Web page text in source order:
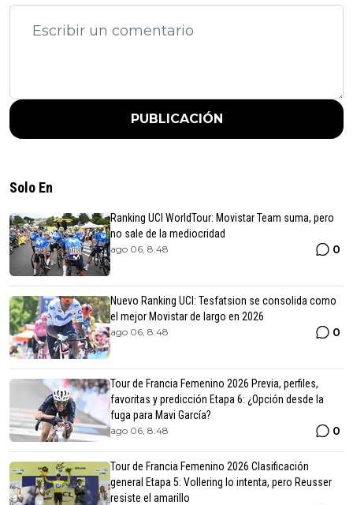
PUBLICACIÓN
Solo En
Ranking UCI WorldTour: Movistar Team suma, pero
no sale de la mediocridad
ago 06, 8:48 0
Nuevo Ranking UCI: Tesfatsion se consolida como
el mejor Movistar de largo en 2026
ago 06, 8:48 0
Tour de Francia Femenino 2026 Previa, perfiles,
favoritas y predicción Etapa 6: ¿Opción desde la
fuga para Mavi García?
ago 06, 8:48 0
Tour de Francia Femenino 2026 Clasificación
general Etapa 5: Vollering lo intenta, pero Reusser
resiste el amarillo